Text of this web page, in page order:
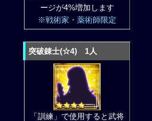
ージが4%増加します
※戦術家・薬術師限定
突破錬士(☆4) 1人
「訓練」で使用すると武将